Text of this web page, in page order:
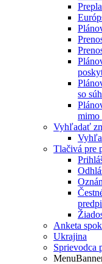
so
mimo
Vyhľadať
Tlačivá pre
Anketa
Ukrajina
Sprievodca